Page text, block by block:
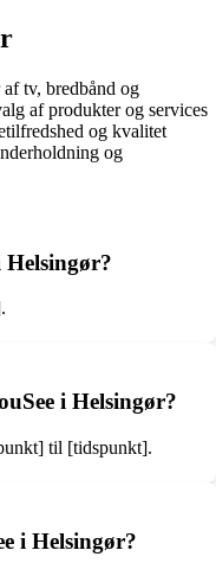
tv, bredbånd og
af produkter og services
og kvalitet
og
i Helsingør?
til [tidspunkt].
i Helsingør?